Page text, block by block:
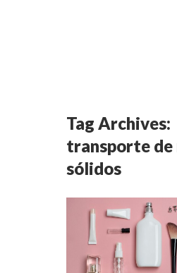
Tag Archives:
transporte de
sólidos